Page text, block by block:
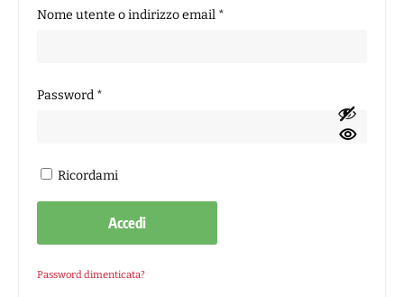
Nome utente o indirizzo email *
Password *
Ricordami
Accedi
Password dimenticata?